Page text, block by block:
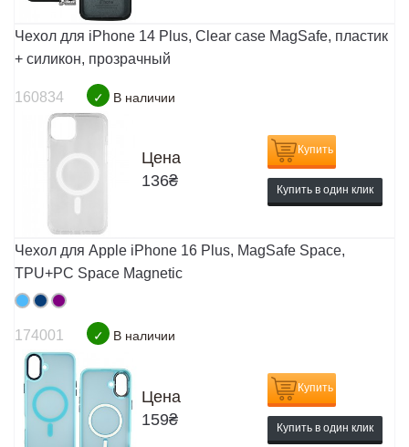
Чехол для iPhone 14 Plus, Clear case MagSafe, пластик
+ силикон, прозрачный
160834 ✓ В наличии
Цена
136₴
Купить
Купить в один клик
Чехол для Apple iPhone 16 Plus, MagSafe Space,
TPU+PC Space Magnetic
174001 ✓ В наличии
Цена
159₴
Купить
Купить в один клик